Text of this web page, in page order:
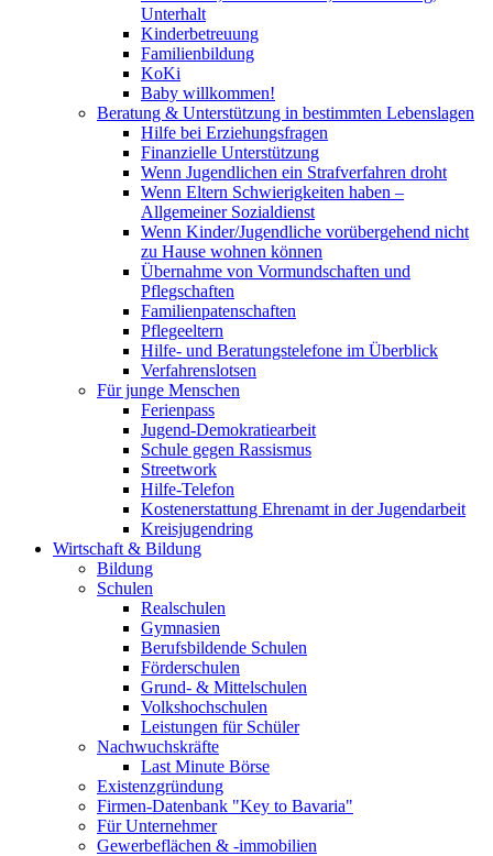
Unterhalt
Kinderbetreuung
Familienbildung
KoKi
Baby willkommen!
Beratung & Unterstützung in bestimmten Lebenslagen
Hilfe bei Erziehungsfragen
Finanzielle Unterstützung
Wenn Jugendlichen ein Strafverfahren droht
Wenn Eltern Schwierigkeiten haben –
Allgemeiner Sozialdienst
Wenn Kinder/Jugendliche vorübergehend nicht
zu Hause wohnen können
Übernahme von Vormundschaften und
Pflegschaften
Familienpatenschaften
Pflegeeltern
Hilfe- und Beratungstelefone im Überblick
Verfahrenslotsen
Für junge Menschen
Ferienpass
Jugend-Demokratiearbeit
Schule gegen Rassismus
Streetwork
Hilfe-Telefon
Kostenerstattung Ehrenamt in der Jugendarbeit
Kreisjugendring
Wirtschaft & Bildung
Bildung
Schulen
Realschulen
Gymnasien
Berufsbildende Schulen
Förderschulen
Grund- & Mittelschulen
Volkshochschulen
Leistungen für Schüler
Nachwuchskräfte
Last Minute Börse
Existenzgründung
Firmen-Datenbank "Key to Bavaria"
Für Unternehmer
Gewerbeflächen & -immobilien